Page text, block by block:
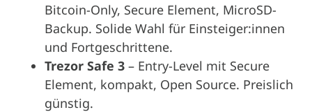
Bitcoin-Only, Secure Element, MicroSD-
Backup. Solide Wahl für Einsteiger:innen
und Fortgeschrittene.
Trezor Safe 3 – Entry-Level mit Secure
Element, kompakt, Open Source. Preislich
günstig.